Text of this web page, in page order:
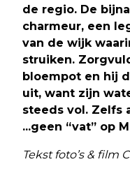
de regio. De
charmeur, een
van de wijk
struiken.
bloempot en hij
uit, want zijn
steeds vol. Zelfs
...geen “vat” op
Tekst foto’s & film